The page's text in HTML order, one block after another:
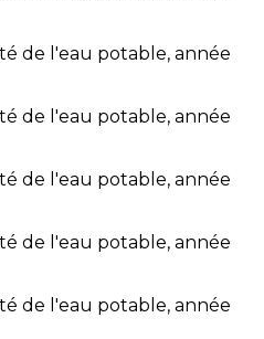
de l'eau potable, année
de l'eau potable, année
de l'eau potable, année
de l'eau potable, année
de l'eau potable, année